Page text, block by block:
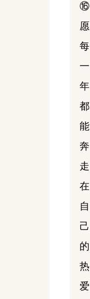
⑯
愿
每
一
年
都
能
奔
走
在
自
己
的
热
爱